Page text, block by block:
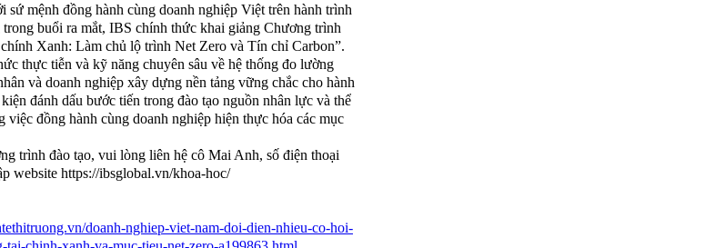
sứ mệnh đồng hành cùng doanh nghiệp Việt trên hành trình
buổi ra mắt, IBS chính thức khai giảng Chương trình
Xanh: Làm chủ lộ trình Net Zero và Tín chỉ Carbon”.
thực tiễn và kỹ năng chuyên sâu về hệ thống đo lường
và doanh nghiệp xây dựng nền tảng vững chắc cho hành
đánh dấu bước tiến trong đào tạo nguồn nhân lực và thể
việc đồng hành cùng doanh nghiệp hiện thực hóa các mục
trình đào tạo, vui lòng liên hệ cô Mai Anh, số điện thoại
website https://ibsglobal.vn/khoa-hoc/
doanh-nghiep-viet-nam-doi-dien-nhieu-co-hoi-